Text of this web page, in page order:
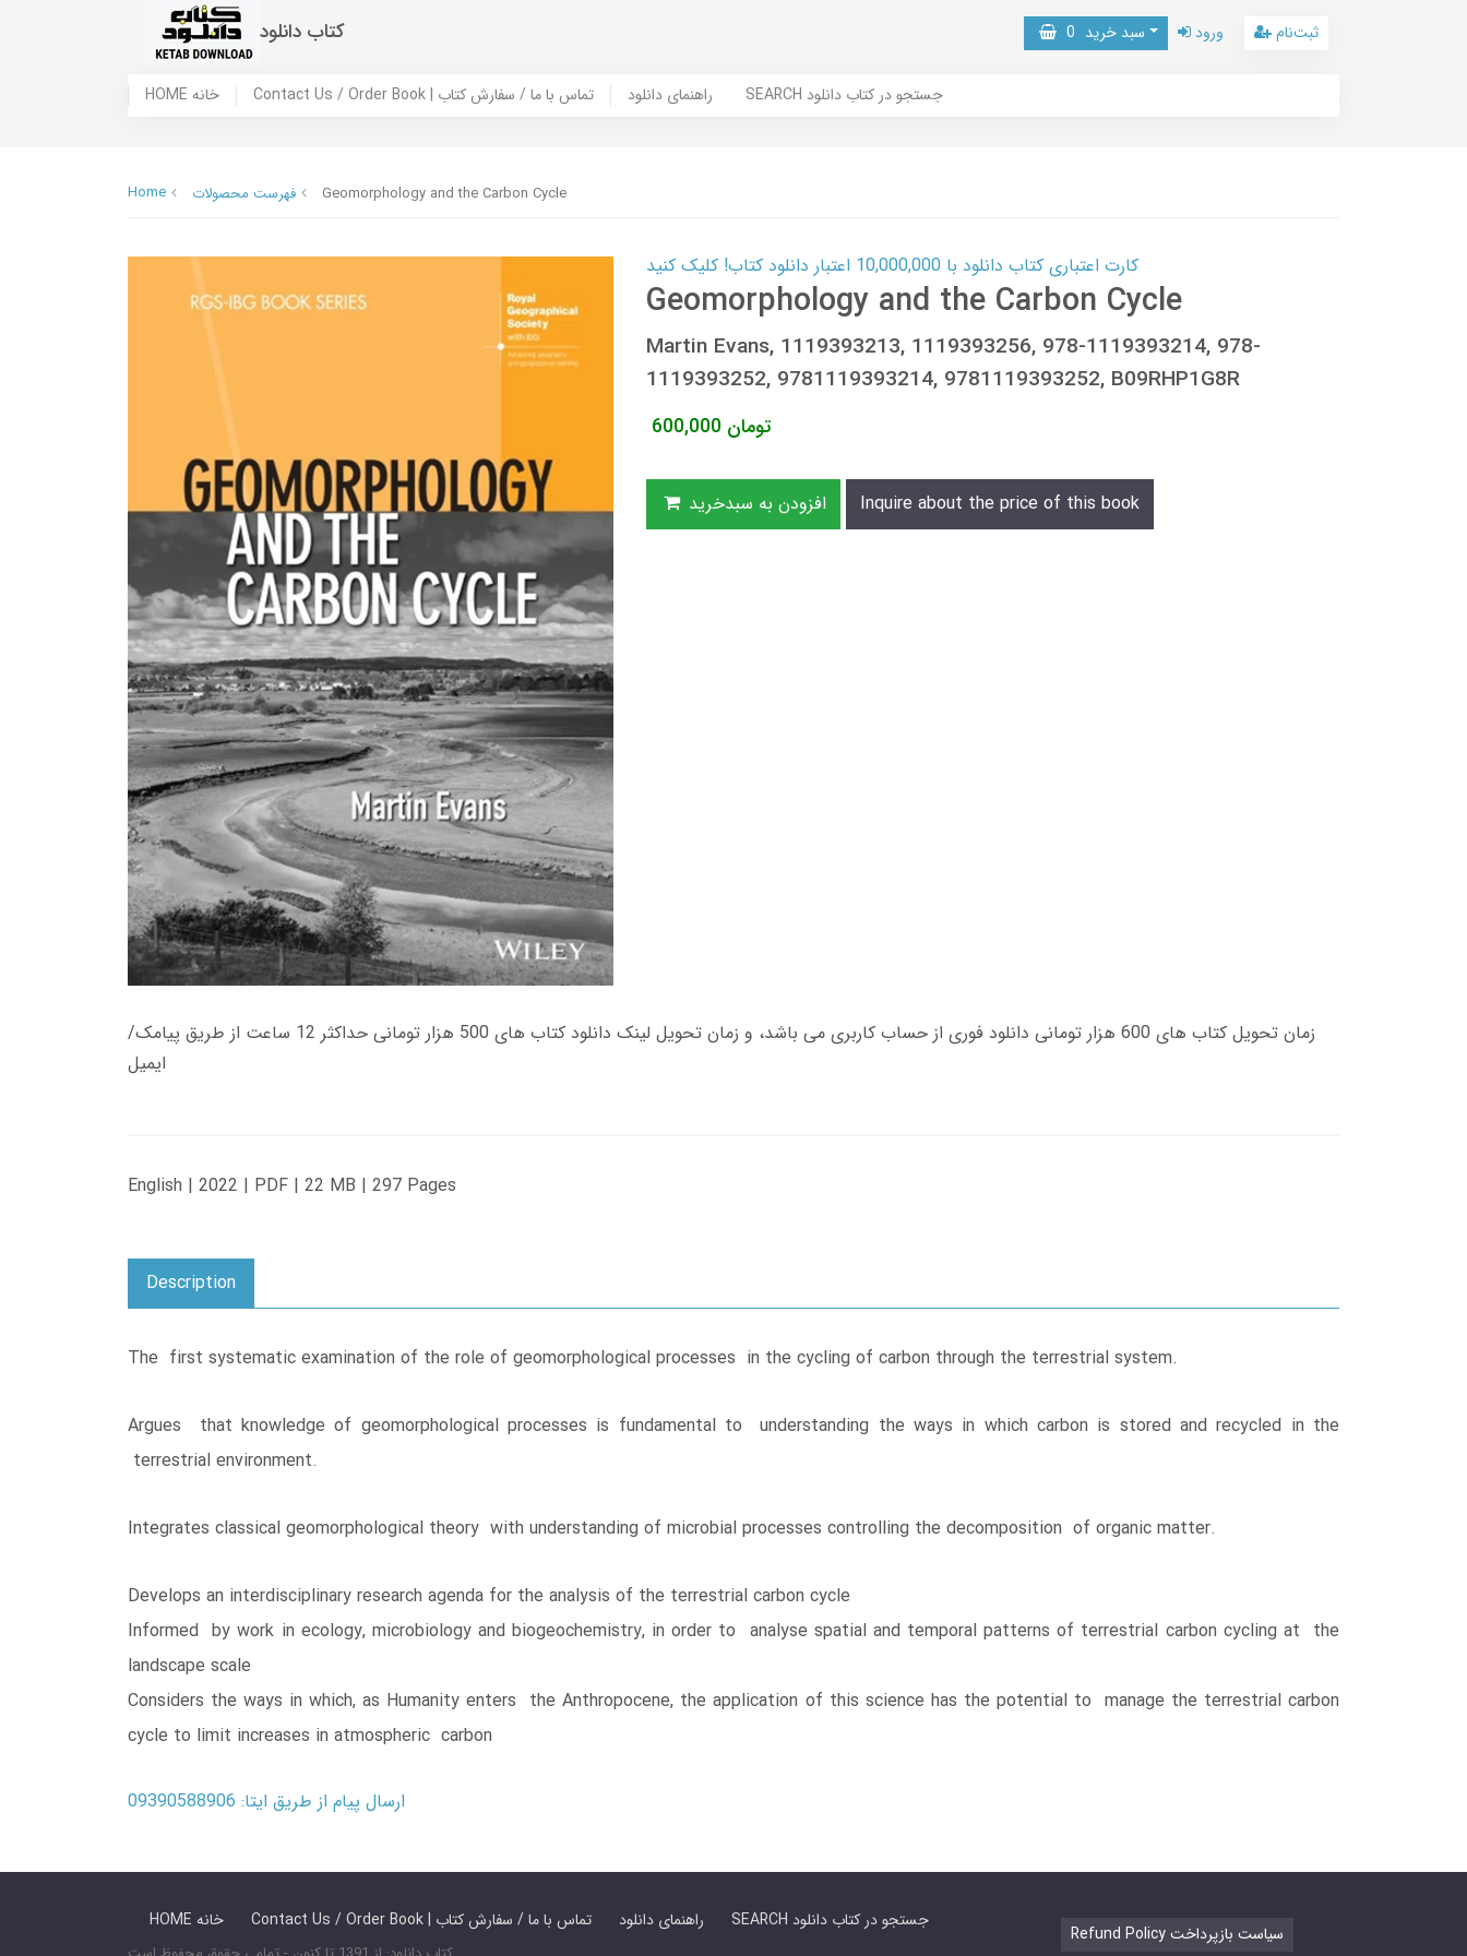
کتاب دانلود سبد خرید 0 ورود ثبت‌نام
HOME خانه Contact Us / Order Book | تماس با ما / سفارش کتاب راهنمای دانلود SEARCH جستجو در کتاب دانلود
Home فهرست محصولات Geomorphology and the Carbon Cycle
کارت اعتباری کتاب دانلود با 10,000,000 اعتبار دانلود کتاب! کلیک کنید
Geomorphology and the Carbon Cycle
Martin Evans, 1119393213, 1119393256, 978-1119393214, 978-
1119393252, 9781119393214, 9781119393252, B09RHP1G8R
600,000 تومان
افزودن به سبدخرید Inquire about the price of this book
زمان تحویل کتاب های 600 هزار تومانی دانلود فوری از حساب کاربری می باشد، و زمان تحویل لینک دانلود کتاب های 500 هزار تومانی حداکثر 12 ساعت از طریق پیامک/
ایمیل
English | 2022 | PDF | 22 MB | 297 Pages
Description
The first systematic examination of the role of geomorphological processes in the cycling of carbon through the terrestrial system.
Argues that knowledge of geomorphological processes is fundamental to understanding the ways in which carbon is stored and recycled in the
terrestrial environment.
Integrates classical geomorphological theory with understanding of microbial processes controlling the decomposition of organic matter.
Develops an interdisciplinary research agenda for the analysis of the terrestrial carbon cycle
Informed by work in ecology, microbiology and biogeochemistry, in order to analyse spatial and temporal patterns of terrestrial carbon cycling at the
landscape scale
Considers the ways in which, as Humanity enters the Anthropocene, the application of this science has the potential to manage the terrestrial carbon
cycle to limit increases in atmospheric carbon
ارسال پیام از طریق ایتا: 09390588906
HOME خانه Contact Us / Order Book | تماس با ما / سفارش کتاب راهنمای دانلود SEARCH جستجو در کتاب دانلود
Refund Policy سیاست بازپرداخت